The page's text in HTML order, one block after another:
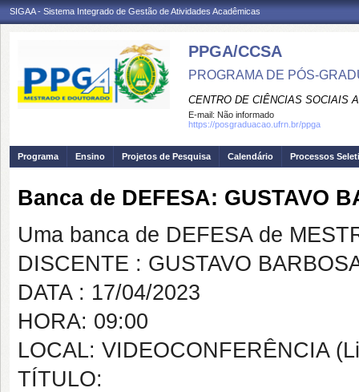
SIGAA - Sistema Integrado de Gestão de Atividades Acadêmicas
PPGA/CCSA
PROGRAMA DE PÓS-
CENTRO DE CIÊNCIAS SOCIAIS
E-mail: Não informado
https://posgraduacao.ufrn.br/ppga
Programa Ensino Projetos de Pesquisa Calendário Processos
Banca de DEFESA: GUSTAVO
Uma banca de DEFESA de
DISCENTE : GUSTAVO
DATA : 17/04/2023
HORA: 09:00
LOCAL: VIDEOCONFERÊNCIA
TÍTULO: